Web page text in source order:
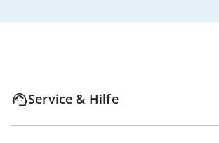
Service & Hilfe